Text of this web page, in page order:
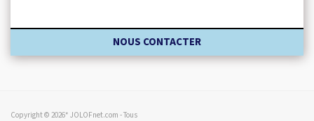
NOUS CONTACTER
Copyright © 2026* JOLOFnet.com - Tous